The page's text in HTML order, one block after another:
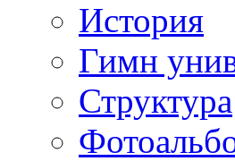
История
Гимн
Структура